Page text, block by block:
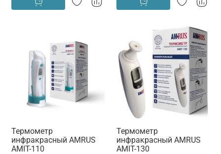
Термометр
инфракрасный AMRUS
AMIT-110
Термометр
инфракрасный AMRUS
AMIT-130